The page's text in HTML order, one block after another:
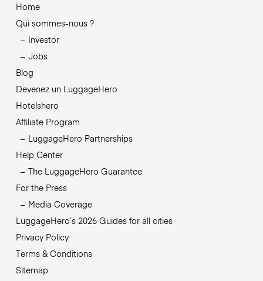
Home
Qui sommes-nous ?
Investor
Jobs
Blog
Devenez un LuggageHero
Hotelshero
Affiliate Program
LuggageHero Partnerships
Help Center
The LuggageHero Guarantee
For the Press
Media Coverage
LuggageHero’s 2026 Guides for all cities
Privacy Policy
Terms & Conditions
Sitemap